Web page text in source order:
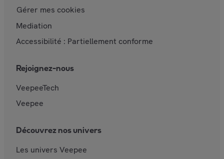
Gérer mes cookies
Mediation
Accessibilité : Partiellement conforme
Rejoignez-nous
VeepeeTech
Veepee
Découvrez nos univers
Les univers Veepee